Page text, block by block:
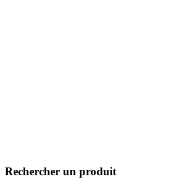
Rechercher un produit